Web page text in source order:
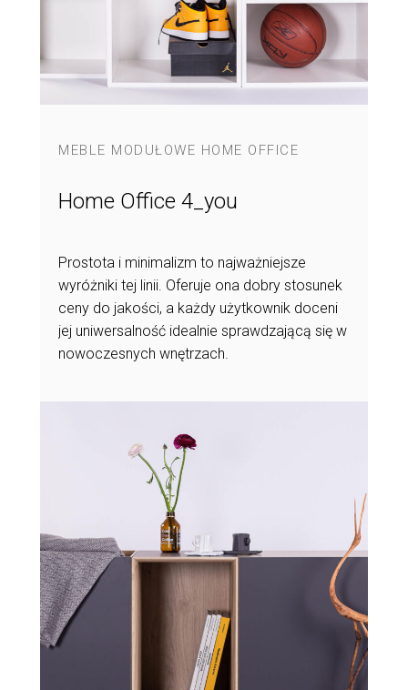
MEBLE MODUŁOWE HOME OFFICE
Home Office 4_you
Prostota i minimalizm to najważniejsze
wyróżniki tej linii. Oferuje ona dobry stosunek
ceny do jakości, a każdy użytkownik doceni
jej uniwersalność idealnie sprawdzającą się w
nowoczesnych wnętrzach.